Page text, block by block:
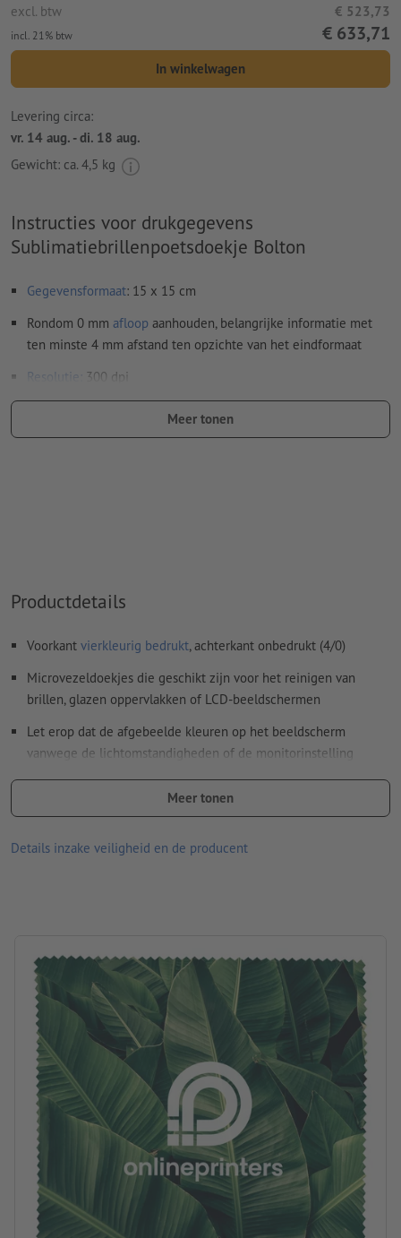
excl. btw € 523,73
incl. 21% btw € 633,71
In winkelwagen
Levering circa:
vr. 14 aug. - di. 18 aug.
Gewicht: ca. 4,5 kg
Instructies voor drukgegevens
Sublimatiebrillenpoetsdoekje Bolton
Gegevensformaat: 15 x 15 cm
Rondom 0 mm afloop aanhouden, belangrijke informatie met
ten minste 4 mm afstand ten opzichte van het eindformaat
Resolutie:
300 dpi
Lettergrootte: ten minste 7 pt
Kleurmodus:CMYK, FOGRA51 (PSO Coated v3) voor gestreken
Inhoud vanformuliervelden
Meer tonen
Productdetails
Voorkant vierkleurig bedrukt, achterkant onbedrukt (4/0)
Microvezeldoekjes die geschikt zijn voor het reinigen van
brillen, glazen oppervlakken of LCD-beeldschermen
Let erop dat de afgebeelde kleuren op het beeldscherm
vanwege de lichtomstandigheden of de monitorinstelling
afmetingen: b 15 x h 15 cm
Materiaal: Microvezel
Meer tonen
Details inzake veiligheid en de producent